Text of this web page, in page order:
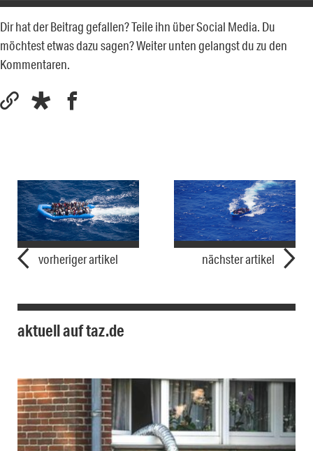
Dir hat der Beitrag gefallen? Teile ihn über Social Media. Du
möchtest etwas dazu sagen? Weiter unten gelangst du zu den
Kommentaren.
vorheriger artikel nächster artikel
aktuell auf taz.de